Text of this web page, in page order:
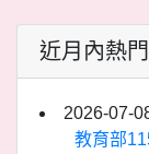
近月內熱
2026-07-
教育部